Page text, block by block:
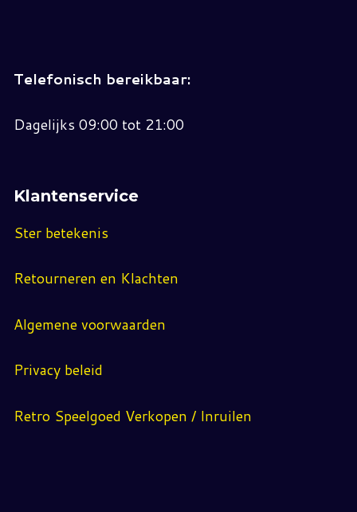
Telefonisch bereikbaar:
Dagelijks 09:00 tot 21:00
Klantenservice
Ster betekenis
Retourneren en Klachten
Algemene voorwaarden
Privacy beleid
Retro Speelgoed Verkopen / Inruilen